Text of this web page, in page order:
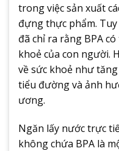
trong việc sản xuất
đựng thực phẩm.
đã chỉ ra rằng BPA
khoẻ của con người.
về sức khoẻ như
tiểu đường và ảnh
ương.
Ngăn lấy nước trực
không chứa BPA là